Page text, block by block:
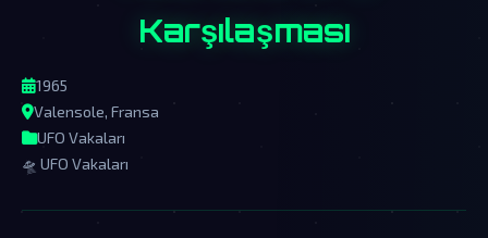
Karşılaşması
1965
Valensole, Fransa
UFO Vakaları
🛸 UFO Vakaları